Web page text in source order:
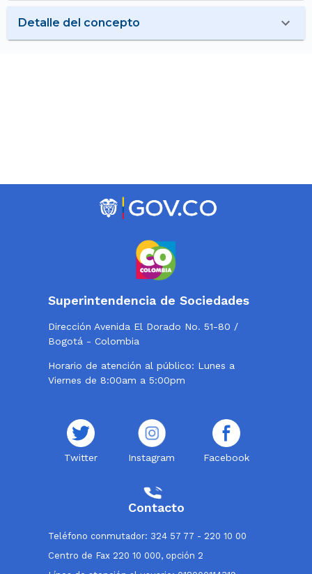
Detalle del concepto
Superintendencia de Sociedades
Dirección Avenida El Dorado No. 51-80 /
Bogotá - Colombia
Horario de atención al público: Lunes a
Viernes de 8:00am a 5:00pm
Twitter Instagram Facebook
Contacto
Teléfono conmutador: 324 57 77 - 220 10 00
Centro de Fax 220 10 000, opción 2